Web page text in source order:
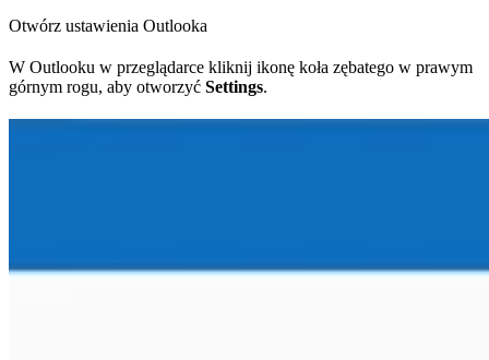
Otwórz ustawienia Outlooka
W Outlooku w przeglądarce kliknij ikonę koła zębatego w prawym
górnym rogu, aby otworzyć Settings.